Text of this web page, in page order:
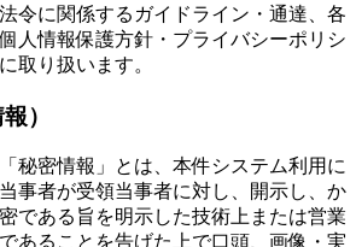
令に関係するガイドライン・通達、各
人情報保護方針・プライバシーポリシ
取り扱います。
）
秘密情報」とは、本件システム利用に
事者が受領当事者に対し、開示し、か
である旨を明示した技術上または営業
あることを告げた上で口頭、画像・実